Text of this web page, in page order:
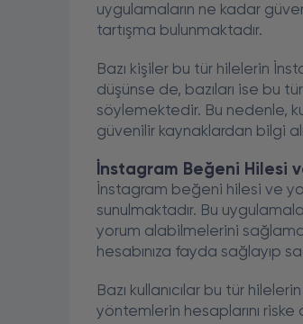
uygulamaların ne kadar
tartışma bulunmaktadır.
Bazı kişiler bu tür hilelerin
düşünse de, bazıları ise bu
söylemektedir. Bu nedenle,
güvenilir kaynaklardan bilgi
İnstagram Beğeni Hilesi
İnstagram beğeni hilesi ve
sunulmaktadır. Bu
yorum alabilmelerini
hesabınıza fayda sağlayıp
Bazı kullanıcılar bu tür
yöntemlerin hesaplarını